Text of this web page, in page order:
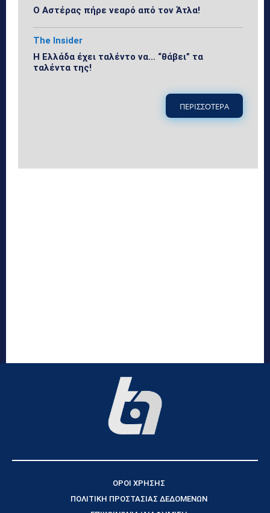
Ο Αστέρας πήρε νεαρό από τον Άτλα!
The Insider
Η Ελλάδα έχει ταλέντο να… “θάβει” τα
ταλέντα της!
ΠΕΡΙΣΣΟΤΕΡΑ
ΟΡΟΙ ΧΡΗΣΗΣ
ΠΟΛΙΤΙΚΗ ΠΡΟΣΤΑΣΙΑΣ ΔΕΔΟΜΕΝΩΝ